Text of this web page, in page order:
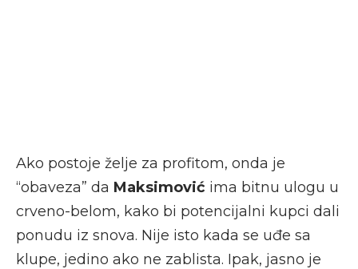
Ako postoje želje za profitom, onda je
“obaveza” da Maksimović ima bitnu ulogu u
crveno-belom, kako bi potencijalni kupci dali
ponudu iz snova. Nije isto kada se uđe sa
klupe, jedino ako ne zablista. Ipak, jasno je